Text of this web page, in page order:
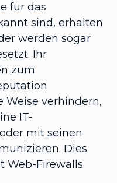
für das
sind, erhalten
werden sogar
Ihr
zum
Weise verhindern,
IT-
mit seinen
Dies
Web-Firewalls